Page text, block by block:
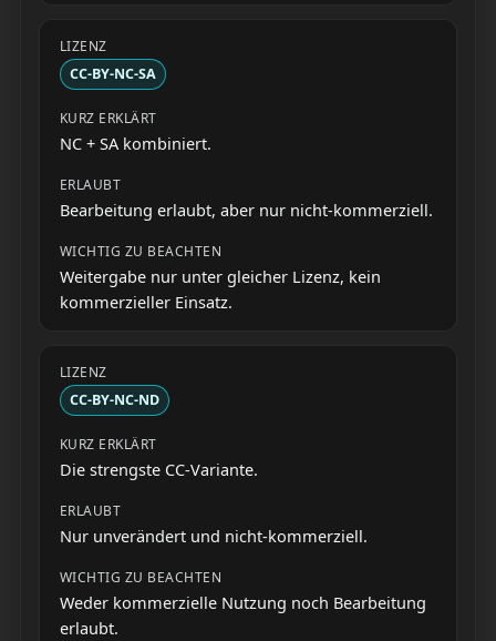
CC-BY-NC-SA
NC + SA kombiniert.
Bearbeitung erlaubt, aber nur nicht-kommerziell.
Weitergabe nur unter gleicher Lizenz, kein
kommerzieller Einsatz.
CC-BY-NC-ND
Die strengste CC-Variante.
Nur unverändert und nicht-kommerziell.
Weder kommerzielle Nutzung noch Bearbeitung
erlaubt.